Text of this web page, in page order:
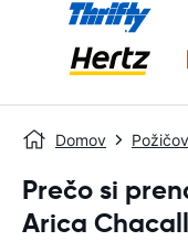
Domov
Prečo si
Arica